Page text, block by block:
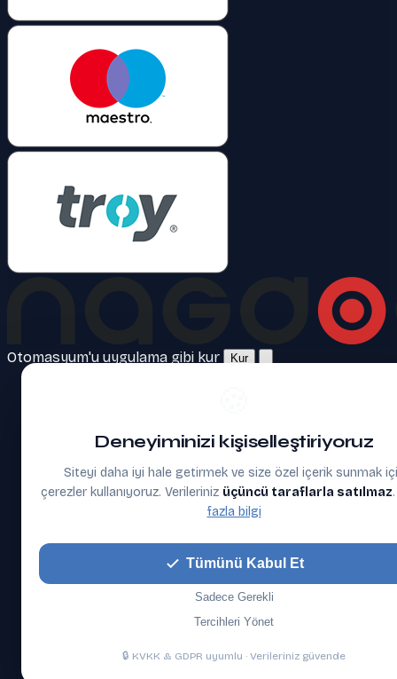
Deneyiminizi kişiselleştiriyoruz
Siteyi daha iyi hale getirmek ve size özel içerik sunmak
çerezler kullanıyoruz. Verileriniz üçüncü taraflarla satılmaz
fazla bilgi
Tümünü Kabul Et
Sadece Gerekli
Tercihleri Yönet
🔒 KVKK & GDPR uyumlu · Verileriniz güvende
Otomasyum'u uygulama gibi kur Kur